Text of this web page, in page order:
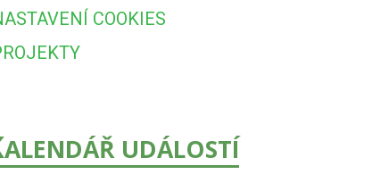
COOKIES
ALENDÁŘ UDÁLOSTÍ